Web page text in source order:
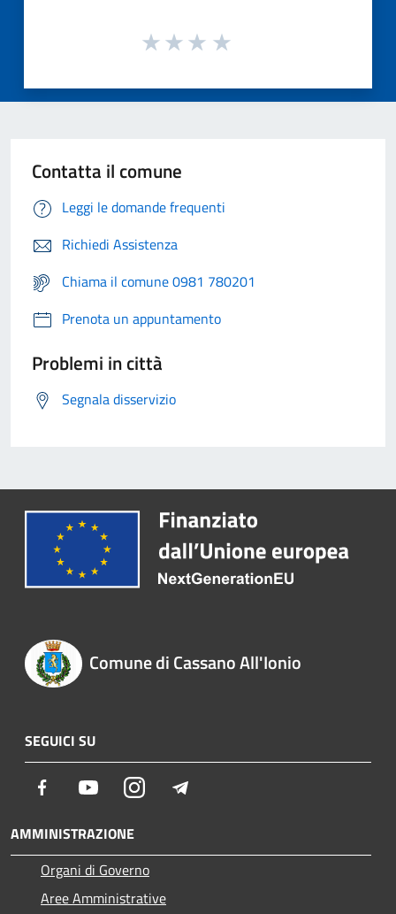
Contatta il comune
Leggi le domande frequenti
Richiedi Assistenza
Chiama il comune 0981 780201
Prenota un appuntamento
Problemi in città
Segnala disservizio
Comune di Cassano All'Ionio
SEGUICI SU
Facebook YoutubeInstagram
AMMINISTRAZIONE
Organi di Governo
Aree Amministrative